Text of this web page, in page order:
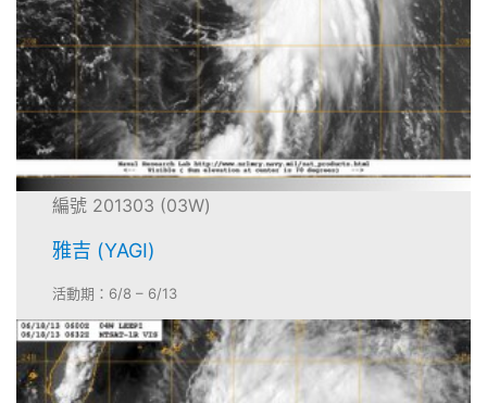
編號 201303 (03W)
雅吉 (YAGI)
活動期：6/8 – 6/13